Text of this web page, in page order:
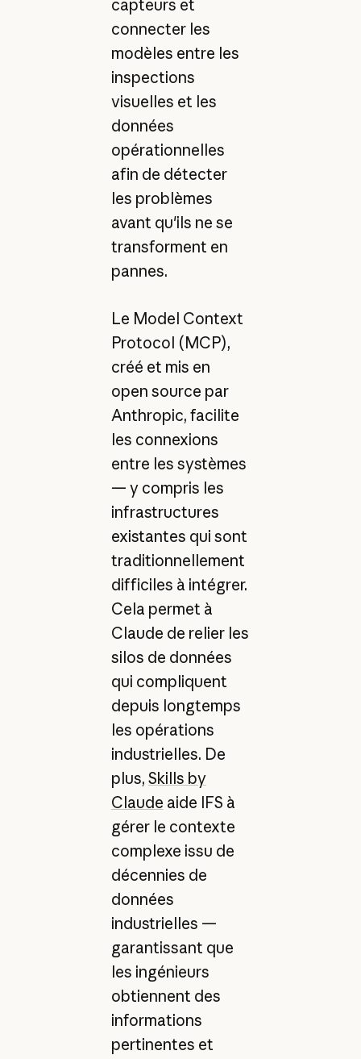
capteurs et
connecter les
modèles entre les
inspections
visuelles et les
données
opérationnelles
afin de détecter
les problèmes
avant qu'ils ne se
transforment en
pannes.
Le Model Context
Protocol (MCP),
créé et mis en
open source par
Anthropic, facilite
les connexions
entre les systèmes
— y compris les
infrastructures
existantes qui sont
traditionnellement
difficiles à intégrer.
Cela permet à
Claude de relier les
silos de données
qui compliquent
depuis longtemps
les opérations
industrielles. De
plus, Skills by
Claude aide IFS à
gérer le contexte
complexe issu de
décennies de
données
industrielles —
garantissant que
les ingénieurs
obtiennent des
informations
pertinentes et